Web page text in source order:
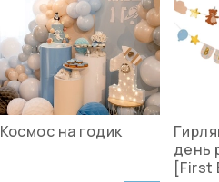
Космос на годик
день
[First